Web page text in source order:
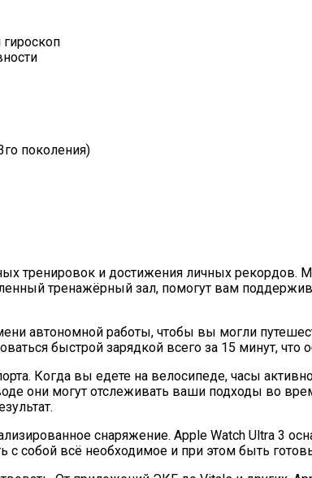
гироскоп
поколения)
тренировок и достижения личных рекордов.
тренажёрный зал, помогут вам
автономной работы, чтобы вы могли
быстрой зарядкой всего за 15 минут, что
Когда вы едете на велосипеде, часы
они могут отслеживать ваши подходы во
снаряжение. Apple Watch Ultra
собой всё необходимое и при этом быть